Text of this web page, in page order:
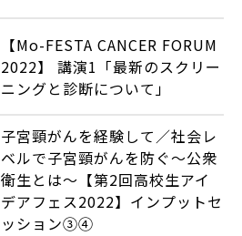
【Mo-FESTA CANCER FORUM
2022】 講演1「最新のスクリー
ニングと診断について」
子宮頸がんを経験して／社会レ
ベルで子宮頸がんを防ぐ～公衆
衛生とは～【第2回高校生アイ
デアフェス2022】インプットセ
ッション③④